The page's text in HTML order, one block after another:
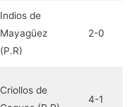
Indios de
Mayagüez
(P.R)
2-0
Criollos de
4-1